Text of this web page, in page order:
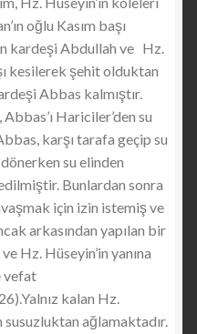
oğlu Kasım başı
kardeşi Abdullah ve Hz.
kesilerek şehit olduktan
Abbas kalmıştır.
Hariciler’den su
karşı tarafa geçip su
su elinden
Bunlardan sonra
için izin istemiş ve
arkasından yapılan bir
Hz. Hüseyin’in yanına
vefat
kalan Hz.
susuzluktan ağlamaktadır.